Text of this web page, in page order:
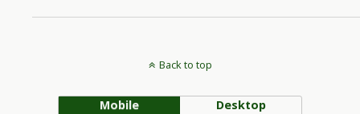
Back to top
Mobile Desktop